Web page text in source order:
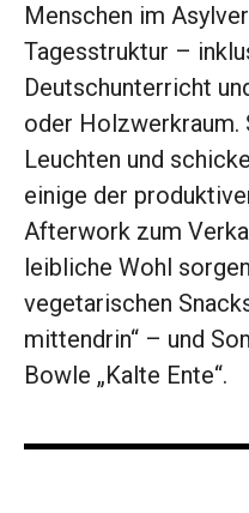
Menschen im
Tagesstruktur –
Deutschunterricht
oder Holzwerkraum.
Leuchten und
einige der
Afterwork zum
leibliche Wohl
vegetarischen
mittendrin“ – und
Bowle „Kalte Ente“.